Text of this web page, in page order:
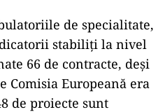
de specialitate,
stabiliți la nivel
66 de contracte, deși
Comisia Europeană era
de proiecte sunt